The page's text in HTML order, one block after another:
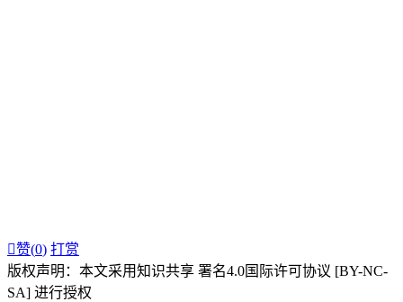
赞(0) 打赏
版权声明：本文采用知识共享 署名4.0国际许可协议 [BY-NC-
SA] 进行授权